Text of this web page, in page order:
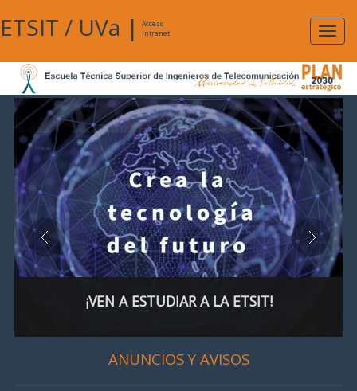
ETSIT / UVa |
Acceso
Intranet
¡VEN A ESTUDIAR A LA ETSIT!
ANUNCIOS Y AVISOS